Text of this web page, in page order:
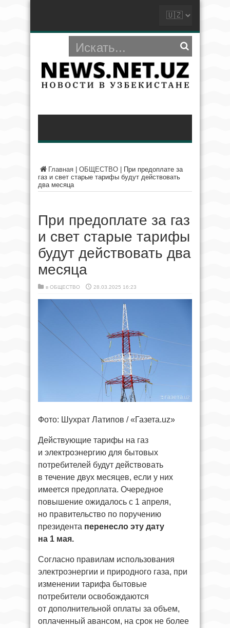
Главная ОБЩЕСТВО
При предоплате за
газ и свет старые тарифы будут действовать
два месяца
При предоплате за газ
и свет старые тарифы
будут действовать два
месяца
в ОБЩЕСТВО 28.03.2025 16:23
Фото: Шухрат Латипов / «Газета.uz»
Действующие тарифы на газ
и электроэнергию для бытовых
потребителей будут действовать
в течение двух месяцев, если у них
имеется предоплата. Очередное
повышение ожидалось с 1 апреля,
но правительство по поручению
президента перенесло эту дату
на 1 мая.
Согласно правилам использования
электроэнергии и природного газа, при
изменении тарифа бытовые
потребители освобождаются
от дополнительной оплаты за объем,
оплаченный авансом, на срок не более